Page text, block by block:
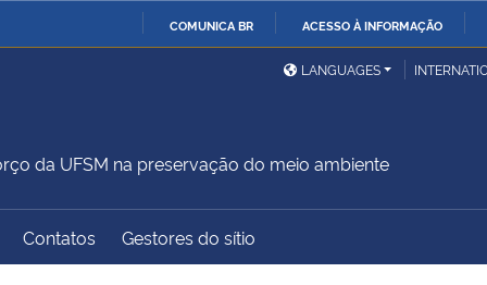
COMUNICA BR ACESSO À INFORMAÇÃO
Ministério da Defesa
Ministério das Relações
Exteriores
Ministério do
Controladoria-Geral da
LANGUAGES
da UFSM na preservação do meio ambiente
Contatos Gestores do sítio